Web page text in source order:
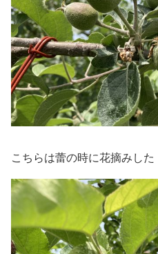
こちらは蕾の時に花摘みした